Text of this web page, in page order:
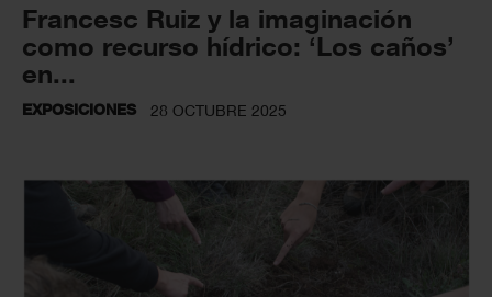
Francesc Ruiz y la imaginación
como recurso hídrico: ‘Los caños’
en...
EXPOSICIONES 28 OCTUBRE 2025